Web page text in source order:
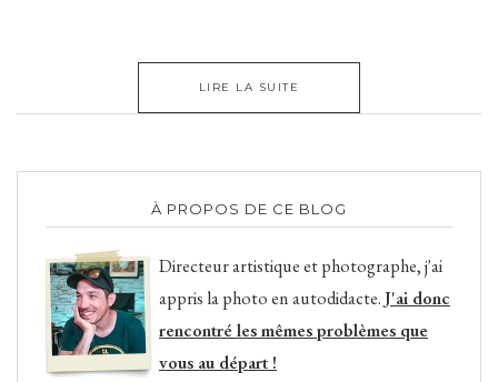
LIRE LA SUITE
À PROPOS DE CE BLOG
Directeur artistique et photographe, j'ai
appris la photo en autodidacte.J'ai donc
rencontré les mêmes problèmes que
vous au départ !